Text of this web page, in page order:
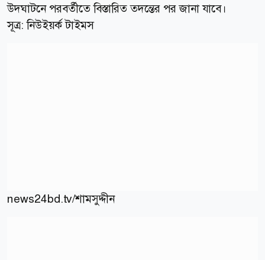
উদঘাটনে পরবর্তীতে বিস্তারিত তদন্তের পর জানা যাবে।
সূত্র:নিউইয়র্ক টাইমস
news24bd.tv/শামসুদ্দীন